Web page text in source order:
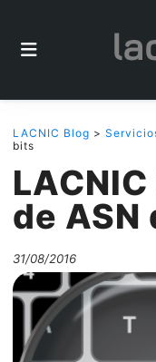
LACNIC Blog >
bits
de ASN
31/08/2016